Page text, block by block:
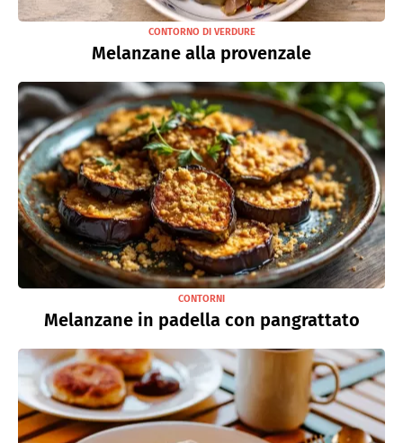
CONTORNO DI VERDURE
Melanzane alla provenzale
CONTORNI
Melanzane in padella con pangrattato